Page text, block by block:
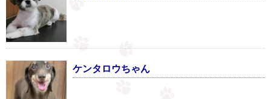
ケンタロウちゃん